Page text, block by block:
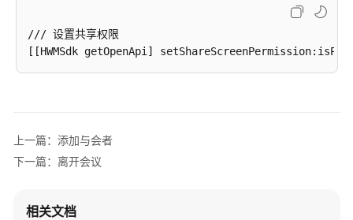
频
会
南
网
研
/// 设置共享权限
上一篇：添加与会者
下一篇：离开会议
相关文档